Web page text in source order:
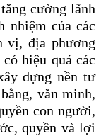
cường lãnh
nhiệm của các
vị, địa phương
hiệu quả các
dựng nền tư
văn minh,
con người,
quyền và lợi